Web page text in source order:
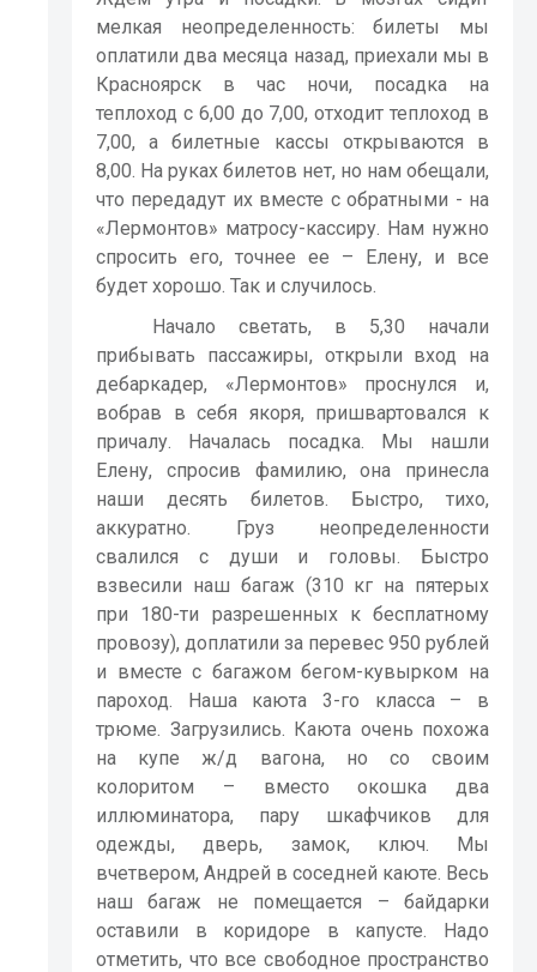
мелкая неопределенность: билеты мы
оплатили два месяца назад, приехали мы в
Красноярск в час ночи, посадка на
теплоход с 6,00 до 7,00, отходит теплоход в
7,00, а билетные кассы открываются в
8,00. На руках билетов нет, но нам обещали,
что передадут их вместе с обратными - на
«Лермонтов» матросу-кассиру. Нам нужно
спросить его, точнее ее – Елену, и все
будет хорошо. Так и случилось.
Начало светать, в 5,30 начали
прибывать пассажиры, открыли вход на
дебаркадер, «Лермонтов» проснулся и,
вобрав в себя якоря, пришвартовался к
причалу. Началась посадка. Мы нашли
Елену, спросив фамилию, она принесла
наши десять билетов. Быстро, тихо,
аккуратно. Груз неопределенности
свалился с души и головы. Быстро
взвесили наш багаж (310 кг на пятерых
при 180-ти разрешенных к бесплатному
провозу), доплатили за перевес 950 рублей
и вместе с багажом бегом-кувырком на
пароход. Наша каюта 3-го класса – в
трюме. Загрузились. Каюта очень похожа
на купе ж/д вагона, но со своим
колоритом – вместо окошка два
иллюминатора, пару шкафчиков для
одежды, дверь, замок, ключ. Мы
вчетвером, Андрей в соседней каюте. Весь
наш багаж не помещается – байдарки
оставили в коридоре в капусте. Надо
отметить, что все свободное пространство